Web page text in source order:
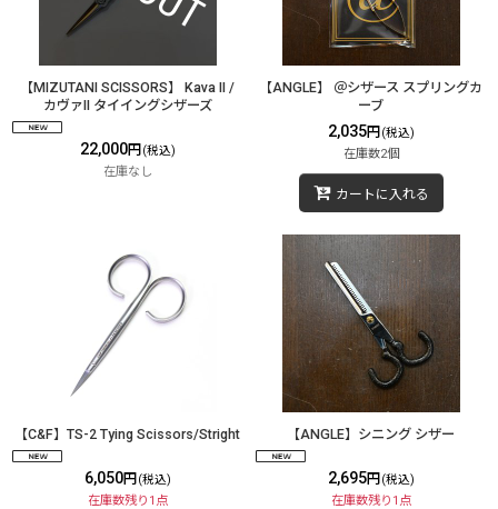
【MIZUTANI SCISSORS】 Kava II /
カヴァII タイイングシザーズ
22,000円 (税込)
在庫なし
【ANGLE】 ＠シザース スプリングカ
ーブ
2,035円 (税込)
在庫数2個
カートに入れる
【C&F】TS-2 Tying Scissors/Stright
6,050円 (税込)
在庫数残り1点
【ANGLE】シニング シザー
2,695円 (税込)
在庫数残り1点